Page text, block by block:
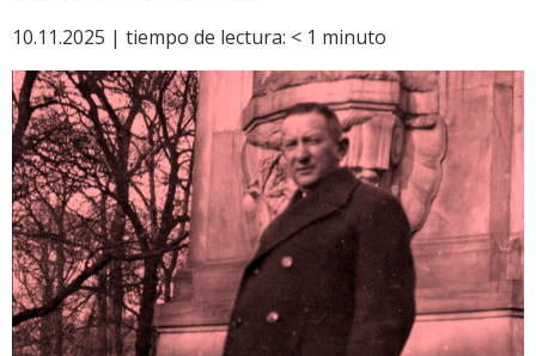
10.11.2025 | tiempo de lectura: < 1 minuto